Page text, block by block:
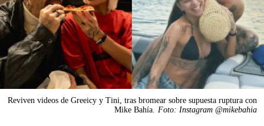
Reviven videos de Greeicy y Tini, tras bromear sobre supuesta ruptura con
Mike Bahía.
Foto: Instagram @mikebahia